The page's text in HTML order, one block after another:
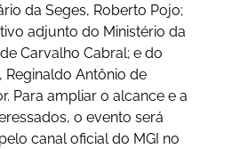
da Seges, Roberto Pojo;
adjunto do Ministério da
Carvalho Cabral; e do
Reginaldo Antônio de
Para ampliar o alcance e a
o evento será
canal oficial do MGI no